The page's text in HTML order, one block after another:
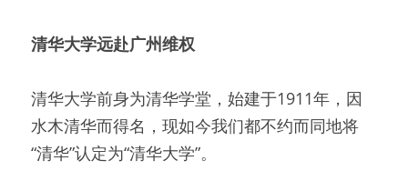
清华大学远赴广州维权
清华大学前身为清华学堂，始建于1911年，因
水木清华而得名，现如今我们都不约而同地将
“清华”认定为“清华大学”。